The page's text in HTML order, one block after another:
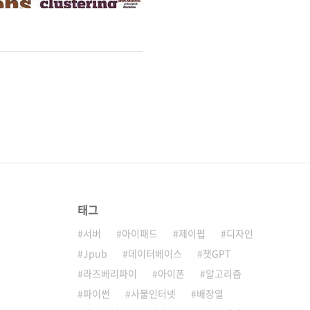
태그
서버 아이패드 제이펍
디자인
Jpub
데이터베이스
챗GPT
라즈베리파이
아이폰
알고리즘
파이썬
사물인터넷
배장열